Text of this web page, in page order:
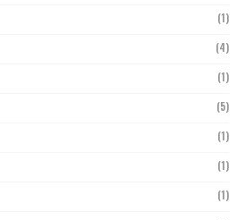
(1)
(4)
(1)
(5)
(1)
(1)
(1)